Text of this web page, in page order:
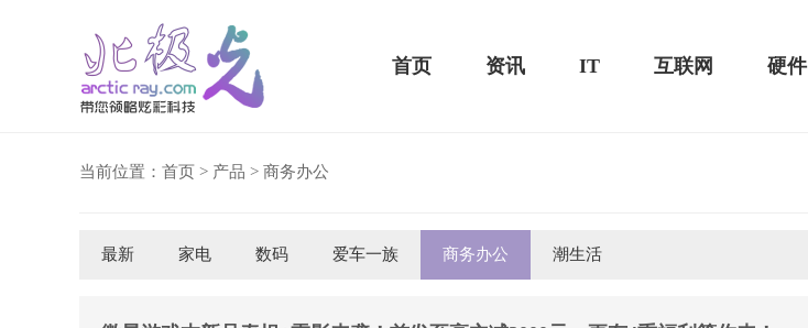
首页 资讯 IT 互联网 硬件
当前位置： 首页 > 产品 > 商务办公
最新 家电 数码 爱车一族 商务办公 潮生活
骁龙855 Plus横扫千军！黑鲨游戏手机2 Pro评测：